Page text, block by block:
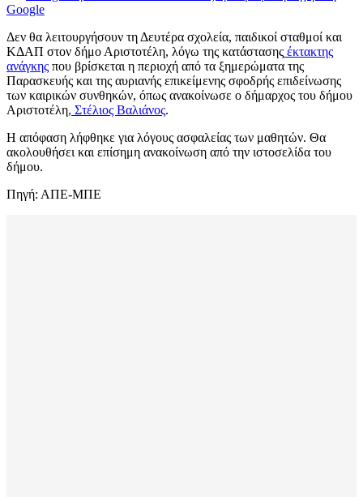
Google
Δεν θα λειτουργήσουν τη Δευτέρα σχολεία, παιδικοί σταθμοί και
ΚΔΑΠ στον δήμο Αριστοτέλη, λόγω της κατάστασης έκτακτης
ανάγκης που βρίσκεται η περιοχή από τα ξημερώματα της
Παρασκευής και της αυριανής επικείμενης σφοδρής επιδείνωσης
των καιρικών συνθηκών, όπως ανακοίνωσε ο δήμαρχος του δήμου
Αριστοτέλη, Στέλιος Βαλιάνος.
Η απόφαση λήφθηκε για λόγους ασφαλείας των μαθητών. Θα
ακολουθήσει και επίσημη ανακοίνωση από την ιστοσελίδα του
δήμου.
Πηγή: ΑΠΕ-ΜΠΕ